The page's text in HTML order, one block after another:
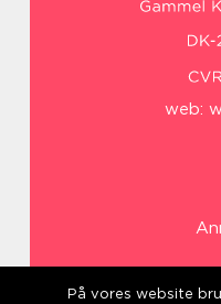
web:
På vores website